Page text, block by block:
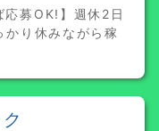
応募OK!】週休2日
り休みながら稼